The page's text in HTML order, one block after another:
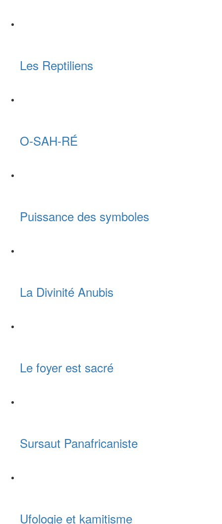
Les Reptiliens
O-SAH-RÉ
Puissance des symboles
La Divinité Anubis
Le foyer est sacré
Sursaut Panafricaniste
Ufologie et kamitisme